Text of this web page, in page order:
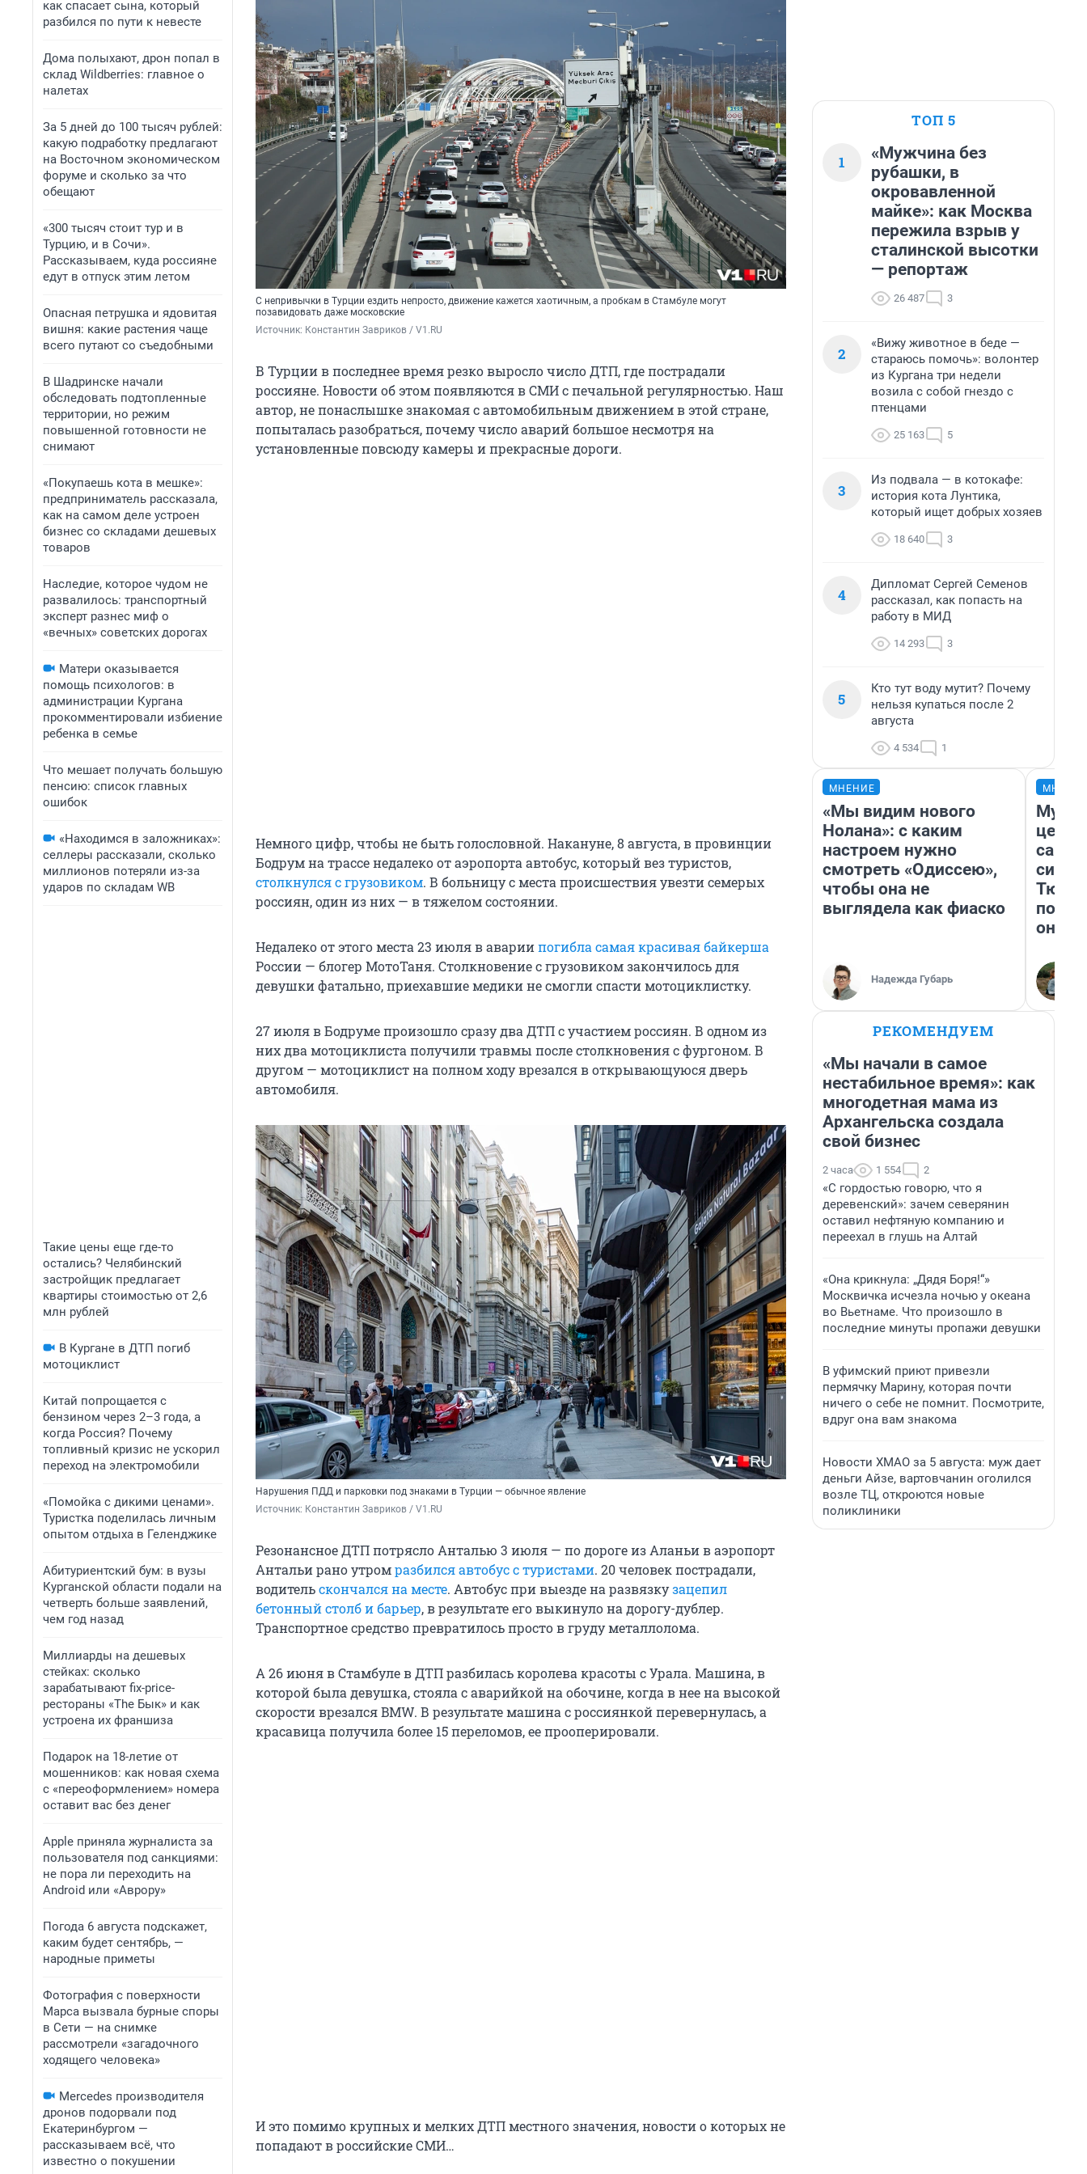
как спасает сына, который
разбился по пути к невесте
Дома полыхают, дрон попал в
склад Wildberries: главное о
налетах
За 5 дней до 100 тысяч рублей:
какую подработку предлагают
на Восточном экономическом
форуме и сколько за что
обещают
«300 тысяч стоит тур и в
Турцию, и в Сочи».
Рассказываем, куда россияне
едут в отпуск этим летом
Опасная петрушка и ядовитая
вишня: какие растения чаще
всего путают со съедобными
В Шадринске начали
обследовать подтопленные
территории, но режим
повышенной готовности не
снимают
«Покупаешь кота в мешке»:
предприниматель рассказала,
как на самом деле устроен
бизнес со складами дешевых
товаров
Наследие, которое чудом не
развалилось: транспортный
эксперт разнес миф о
«вечных» советских дорогах
Матери оказывается
помощь психологов: в
администрации Кургана
прокомментировали избиение
ребенка в семье
Что мешает получать большую
пенсию: список главных
ошибок
«Находимся в заложниках»:
селлеры рассказали, сколько
миллионов потеряли из-за
ударов по складам WB
Такие цены еще где-то
остались? Челябинский
застройщик предлагает
квартиры стоимостью от 2,6
млн рублей
В Кургане в ДТП погиб
мотоциклист
Китай попрощается с
бензином через 2–3 года, а
когда Россия? Почему
топливный кризис не ускорил
переход на электромобили
«Помойка с дикими ценами».
Туристка поделилась личным
опытом отдыха в Геленджике
Абитуриентский бум: в вузы
Курганской области подали на
четверть больше заявлений,
чем год назад
Миллиарды на дешевых
стейках: сколько
зарабатывают fix-price-
рестораны «The Бык» и как
устроена их франшиза
Подарок на 18-летие от
мошенников: как новая схема
с «переоформлением» номера
оставит вас без денег
Apple приняла журналиста за
пользователя под санкциями:
не пора ли переходить на
Android или «Аврору»
Погода 6 августа подскажет,
каким будет сентябрь, —
народные приметы
Фотография с поверхности
Марса вызвала бурные споры
в Сети — на снимке
рассмотрели «загадочного
ходящего человека»
Mercedes производителя
дронов подорвали под
Екатеринбургом —
рассказываем всё, что
известно о покушении
С непривычки в Турции ездить непросто, движение кажется хаотичным, а пробкам в Стамбуле могут
позавидовать даже московские
Источник: Константин Завриков / V1.RU
В Турции в последнее время резко выросло число ДТП, где пострадали
россияне. Новости об этом появляются в СМИ с печальной регулярностью. Наш
автор, не понаслышке знакомая с автомобильным движением в этой стране,
попыталась разобраться, почему число аварий большое несмотря на
установленные повсюду камеры и прекрасные дороги.
Немного цифр, чтобы не быть голословной. Накануне, 8 августа, в провинции
Бодрум на трассе недалеко от аэропорта автобус, который вез туристов,
столкнулся с грузовиком. В больницу с места происшествия увезти семерых
россиян, один из них — в тяжелом состоянии.
Недалеко от этого места 23 июля в авариипогибла самая красивая байкерша
России — блогер МотоТаня. Столкновение с грузовиком закончилось для
девушки фатально, приехавшие медики не смогли спасти мотоциклистку.
27 июля в Бодруме произошло сразу два ДТП с участием россиян. В одном из
них два мотоциклиста получили травмы после столкновения с фургоном. В
другом — мотоциклист на полном ходу врезался в открывающуюся дверь
автомобиля.
Нарушения ПДД и парковки под знаками в Турции — обычное явление
Источник: Константин Завриков / V1.RU
Резонансное ДТП потрясло Анталью 3 июля — по дороге из Аланьи в аэропорт
Антальи рано утромразбился автобус с туристами. 20 человек пострадали,
водительскончался на месте. Автобус при выезде на развязкузацепил
бетонный столб и барьер, в результате его выкинуло на дорогу-дублер.
Транспортное средство превратилось просто в груду металлолома.
А 26 июня в Стамбуле в ДТП разбилась королева красоты с Урала. Машина, в
которой была девушка, стояла с аварийкой на обочине, когда в нее на высокой
скорости врезался BMW. В результате машина с россиянкой перевернулась, а
красавица получила более 15 переломов, ее прооперировали.
И это помимо крупных и мелких ДТП местного значения, новости о которых не
попадают в российские СМИ…
ТОП 5
1
«Мужчина без
рубашки, в
окровавленной
майке»: как Москва
пережила взрыв у
сталинской высотки
— репортаж
26 487 3
2
«Вижу животное в беде —
стараюсь помочь»: волонтер
из Кургана три недели
возила с собой гнездо с
птенцами
25 163 5
3
Из подвала — в котокафе:
история кота Лунтика,
который ищет добрых хозяев
18 640 3
4
Дипломат Сергей Семенов
рассказал, как попасть на
работу в МИД
14 293 3
5
Кто тут воду мутит? Почему
нельзя купаться после 2
августа
4 534 1
МНЕНИЕ
«Мы видим нового
Нолана»: с каким
настроем нужно
смотреть «Одиссею»,
чтобы она не
выглядела как фиаско
Надежда Губарь
они
РЕКОМЕНДУЕМ
«Мы начали в самое
нестабильное время»: как
многодетная мама из
Архангельска создала
свой бизнес
2 часа 1 554 2
«С гордостью говорю, что я
деревенский»: зачем северянин
оставил нефтяную компанию и
переехал в глушь на Алтай
«Она крикнула: „Дядя Боря!“»
Москвичка исчезла ночью у океана
во Вьетнаме. Что произошло в
последние минуты пропажи девушки
В уфимский приют привезли
пермячку Марину, которая почти
ничего о себе не помнит. Посмотрите,
вдруг она вам знакома
Новости ХМАО за 5 августа: муж дает
деньги Айзе, вартовчанин оголился
возле ТЦ, откроются новые
поликлиники